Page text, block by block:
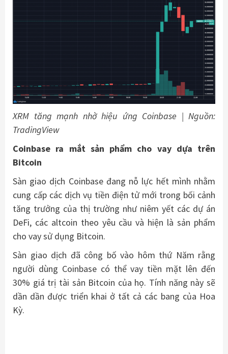
XRM tăng mạnh nhờ hiệu ứng Coinbase | Nguồn:
TradingView
Coinbase ra mắt sản phẩm cho vay dựa trên
Bitcoin
Sàn giao dịch Coinbase đang nỗ lực hết mình nhằm
cung cấp các dịch vụ tiền điện tử mới trong bối cảnh
tăng trưởng của thị trường như niêm yết các dự án
DeFi, các altcoin theo yêu cầu và hiện là sản phẩm
cho vay sử dụng Bitcoin.
Sàn giao dịch đã công bố vào hôm thứ Năm rằng
người dùng Coinbase có thể vay tiền mặt lên đến
30% giá trị tài sản Bitcoin của họ. Tính năng này sẽ
dần dần được triển khai ở tất cả các bang của Hoa
Kỳ.